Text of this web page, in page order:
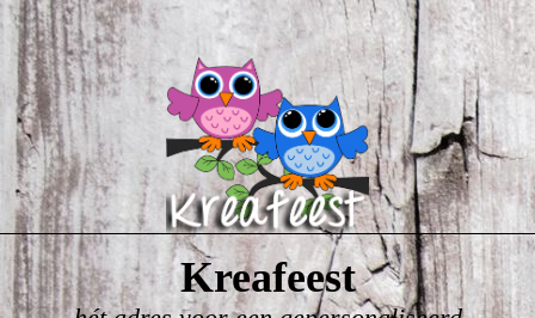
Kreafeest